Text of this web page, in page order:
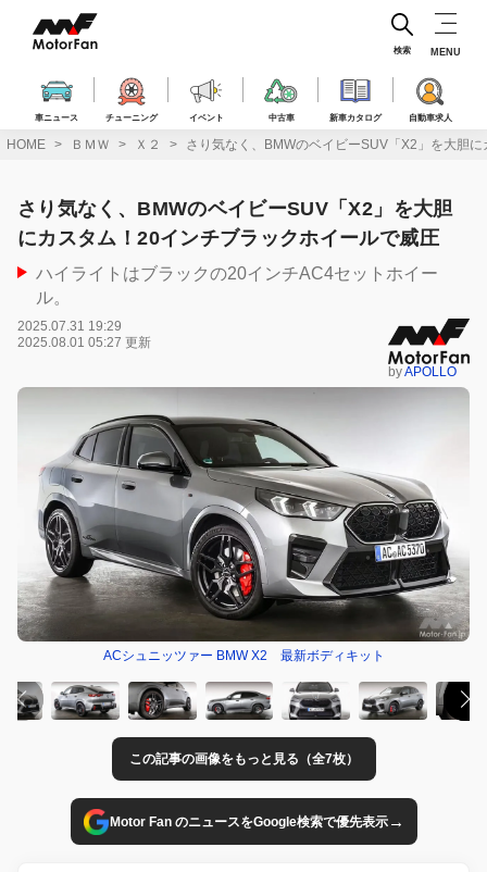
ス
車ニュース チューニング イベント 中古車 新車カタログ 自動車求人
検索 MENU
HOME ＢＭＷ Ｘ２ さり気なく、BMWのベイビーSUV「X2」を大胆
さり気なく、BMWのベイビーSUV「X2」を大胆
にカスタム！20インチブラックホイールで威圧
ハイライトはブラックの20インチAC4セットホイー
ル。
2025.07.31 19:29
2025.08.01 05:27 更新
byAPOLLO
ACシュニッツァー BMW X2 最新ボディキット
この記事の画像をもっと見る（全7枚）
Motor Fan のニュースをGoogle検索で優先表示→